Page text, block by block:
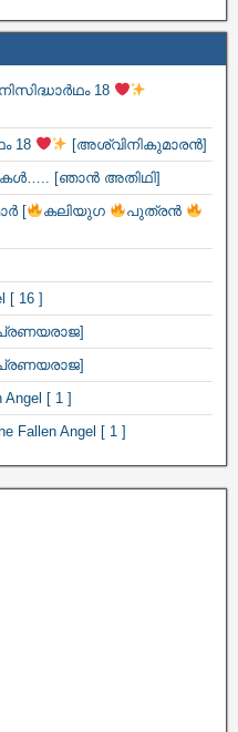
18
18
[അശ്വിനികുമാരൻ]
[ഞാൻ അതിഥി]
[ കലിയുഗ
പുത്രൻ
[ 16 ]
Angel [ 1 ]
Fallen Angel [ 1 ]